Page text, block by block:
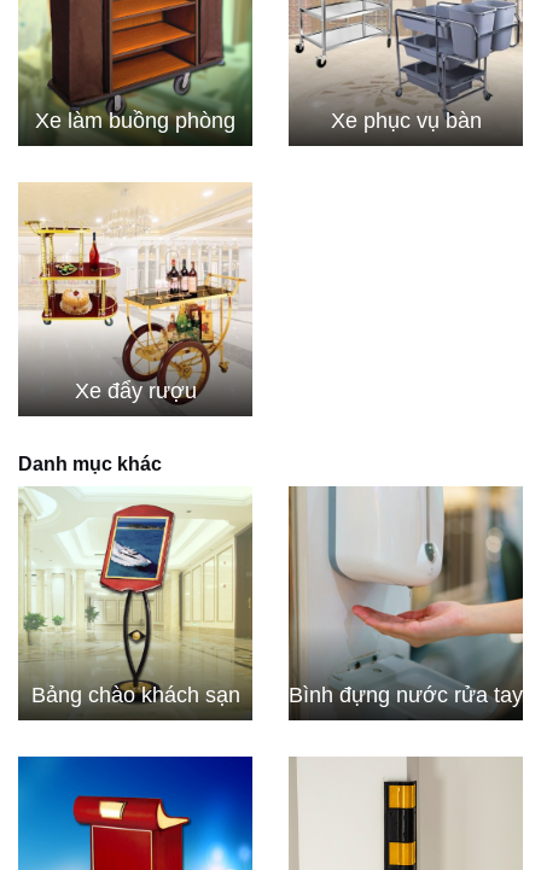
Xe làm buồng phòng Xe phục vụ bàn
Xe đẩy rượu
Danh mục khác
Bảng chào khách sạn Bình đựng nước rửa tay